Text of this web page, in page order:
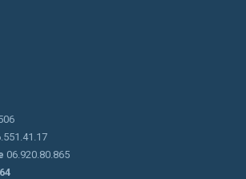
06.920.80.865